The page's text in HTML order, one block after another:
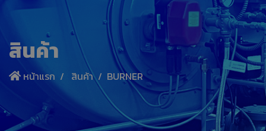
สินค้า
หน้าแรก สินค้า BURNER